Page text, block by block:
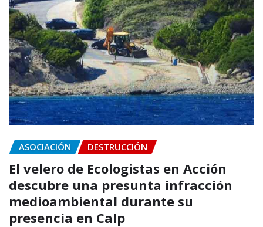
ASOCIACIÓN DESTRUCCIÓN
El velero de Ecologistas en Acción
descubre una presunta infracción
medioambiental durante su
presencia en Calp